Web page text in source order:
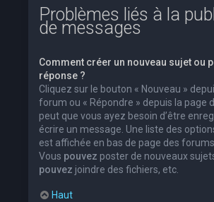
Problèmes liés à la
de messages
Comment créer un nouveau sujet ou
réponse ?
Cliquez sur le bouton « Nouveau »
forum ou « Répondre » depuis la page
peut que vous ayez besoin d’être
écrire un message. Une liste des
est affichée en bas de page des
Vous pouvez poster de nouveaux
pouvez joindre des fichiers, etc.
Haut